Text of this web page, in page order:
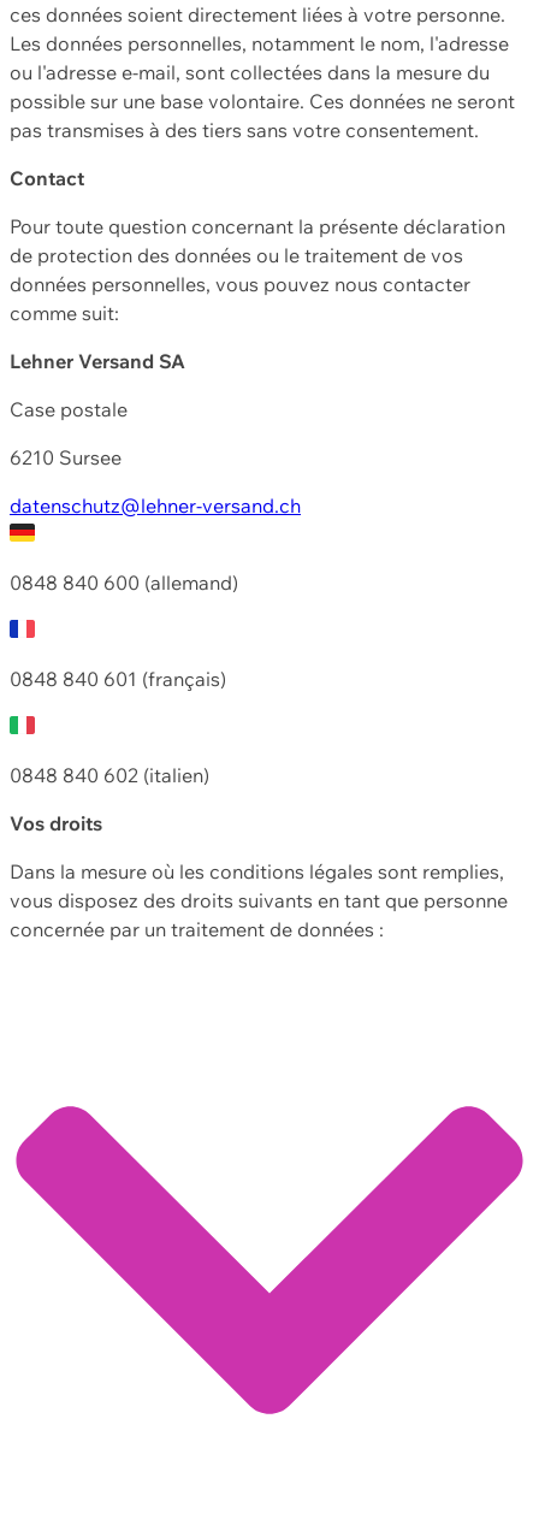
ces données soient directement liées à votre personne.
Les données personnelles, notamment le nom, l'adresse
ou l'adresse e-mail, sont collectées dans la mesure du
possible sur une base volontaire. Ces données ne seront
pas transmises à des tiers sans votre consentement.
Contact
Pour toute question concernant la présente déclaration
de protection des données ou le traitement de vos
données personnelles, vous pouvez nous contacter
comme suit:
Lehner Versand SA
Case postale
6210 Sursee
datenschutz@lehner-versand.ch
0848 840 600 (allemand)
0848 840 601 (français)
0848 840 602 (italien)
Vos droits
Dans la mesure où les conditions légales sont remplies,
vous disposez des droits suivants en tant que personne
concernée par un traitement de données :